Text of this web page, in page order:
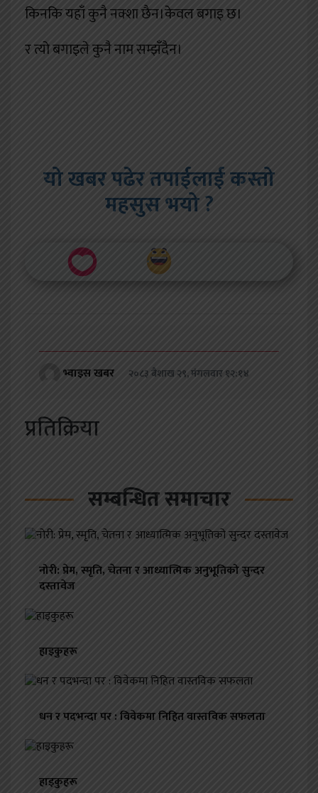
किनकि यहाँ कुनै नक्शा छैन।केवल बगाइ छ।
र त्यो बगाइले कुनै नाम सम्झँदैन।
यो खबर पढेर तपाईलाई कस्तो
महसुस भयो ?
भ्वाइस खबर २०८३ बैशाख २९, मंगलवार १२:१४
प्रतिक्रिया
सम्बन्धित समाचार
नोरी: प्रेम, स्मृति, चेतना र आध्यात्मिक अनुभूतिको सुन्दर
दस्तावेज
हाइकुहरू
धन र पदभन्दा पर : विवेकमा निहित वास्तविक सफलता
हाइकुहरू